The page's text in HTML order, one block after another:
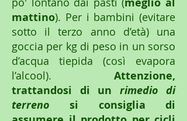
mattino). Per i bambini (evitare
sotto il terzo anno d’età) una
goccia per kg di peso in un sorso
d’acqua tiepida (così evapora
l’alcool). Attenzione,
trattandosi di un rimedio di
terreno si consiglia di